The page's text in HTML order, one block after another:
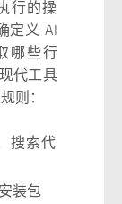
行的操
定义 AI
哪些行
代工具
则：
搜索代
装包